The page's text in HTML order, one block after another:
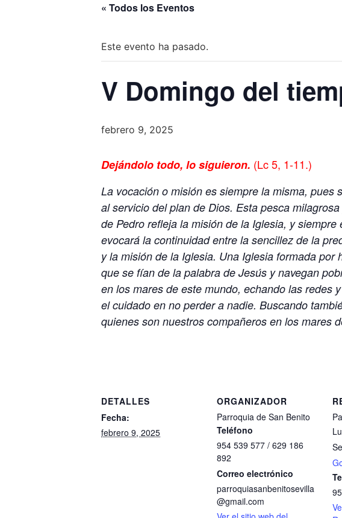
« Todos los Eventos
Este evento ha pasado.
V Domingo del
febrero 9, 2025
Dejándolo todo, lo siguieron. (Lc 5, 1-11.)
La vocación o misión es siempre la misma, pues
al servicio del plan de Dios. Esta pesca
de Pedro refleja la misión de la Iglesia, y siempre
evocará la continuidad entre la sencillez de la
y la misión de la Iglesia. Una Iglesia formada por
que se fían de la palabra de Jesús y navegan
en los mares de este mundo, echando las redes
el cuidado en no perder a nadie. Buscando
quienes son nuestros compañeros en los mares
DETALLES
Fecha:
febrero 9, 2025
ORGANIZADOR
Parroquia de San Benito
Teléfono
954 539 577 / 629 186
892
Correo electrónico
parroquiasanbenitosevilla
@gmail.com